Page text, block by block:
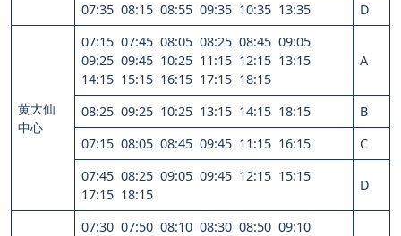
07:35 08:15 08:55 09:35 10:35 13:35
D
黄大仙
中心
07:15 07:45 08:05 08:25 08:45 09:05
09:25 09:45 10:25 11:15 12:15 13:15
14:15 15:15 16:15 17:15 18:15
A
08:25 09:25 10:25 13:15 14:15 18:15
B
07:15 08:05 08:45 09:45 11:15 16:15
C
07:45 08:25 09:05 09:45 12:15 15:15
17:15 18:15
D
07:30 07:50 08:10 08:30 08:50 09:10